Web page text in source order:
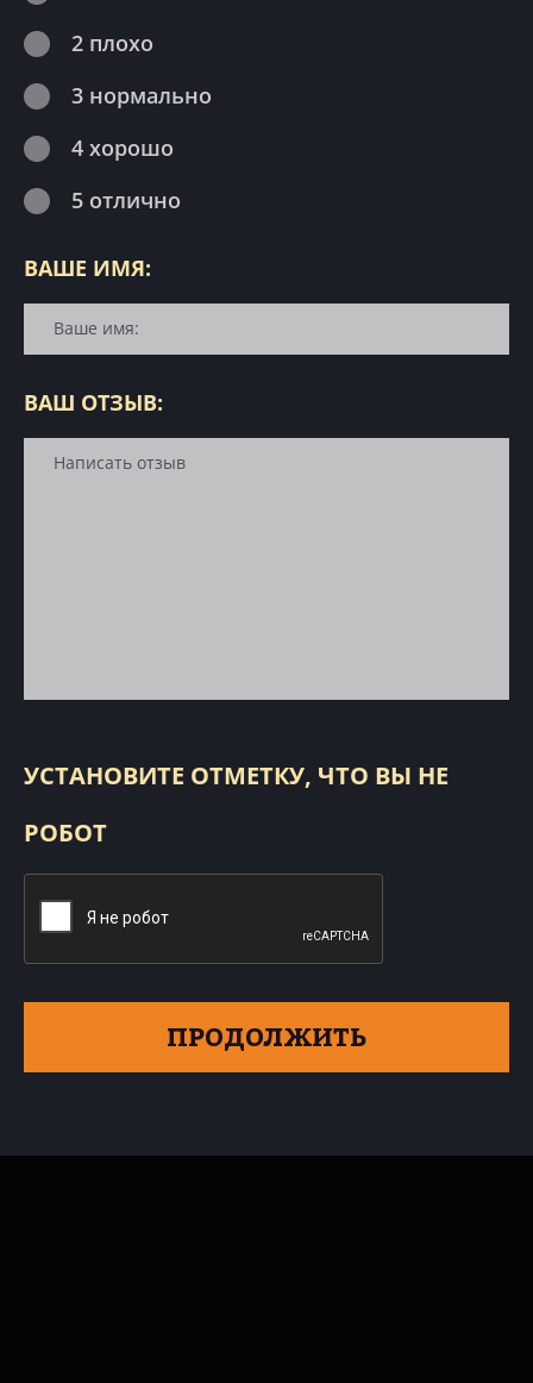
2 плохо
3 нормально
4 хорошо
5 отлично
ВАШЕ ИМЯ:
ВАШ ОТЗЫВ:
УСТАНОВИТЕ ОТМЕТКУ, ЧТО ВЫ НЕ
РОБОТ
ПРОДОЛЖИТЬ